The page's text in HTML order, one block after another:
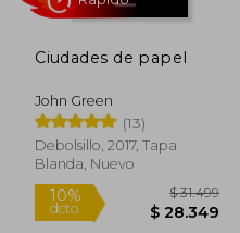
Ciudades de papel
John Green
(13)
Debolsillo, 2017, Tapa
Blanda, Nuevo